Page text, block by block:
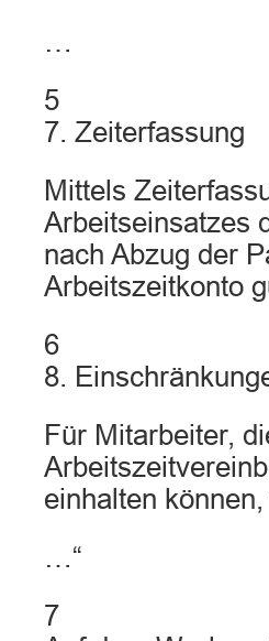
…
5
7. Zeiterfassung
Mittels
Arbeitseinsatzes
nach Abzug der
Arbeitszeitkonto
6
8.
Für Mitarbeiter,
einhalten
…“
7